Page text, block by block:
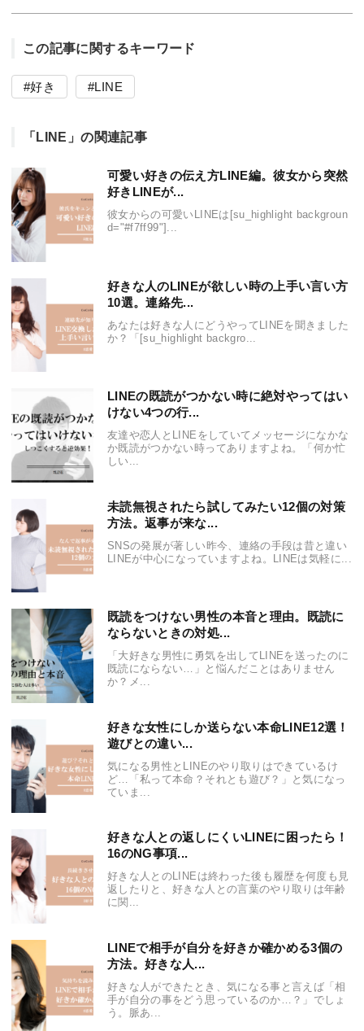
この記事に関するキーワード
好き LINE
「LINE」の関連記事
可愛い好きの伝え方LINE編。彼女から突然
好きLINEが...
彼女からの可愛いLINEは[su_highlight backgroun
d="#f7ff99"]...
好きな人のLINEが欲しい時の上手い言い方
10選。連絡先...
あなたは好きな人にどうやってLINEを聞きました
か？「[su_highlight backgro...
LINEの既読がつかない時に絶対やってはい
けない4つの行...
友達や恋人とLINEをしていてメッセージになかな
か既読がつかない時ってありますよね。「何か忙
しい...
未読無視されたら試してみたい12個の対策
方法。返事が来な...
SNSの発展が著しい昨今、連絡の手段は昔と違い
LINEが中心になっていますよね。LINEは気軽に...
既読をつけない男性の本音と理由。既読に
ならないときの対処...
「大好きな男性に勇気を出してLINEを送ったのに
既読にならない…」と悩んだことはありません
か？メ...
好きな女性にしか送らない本命LINE12選！
遊びとの違い...
気になる男性とLINEのやり取りはできているけ
ど…「私って本命？それとも遊び？」と気になっ
ていま...
好きな人との返しにくいLINEに困ったら！
16のNG事項...
好きな人とのLINEは終わった後も履歴を何度も見
返したりと、好きな人との言葉のやり取りは年齢
に関...
LINEで相手が自分を好きか確かめる3個の
方法。好きな人...
好きな人ができたとき、気になる事と言えば「相
手が自分の事をどう思っているのか…？」でしょ
う。脈あ...